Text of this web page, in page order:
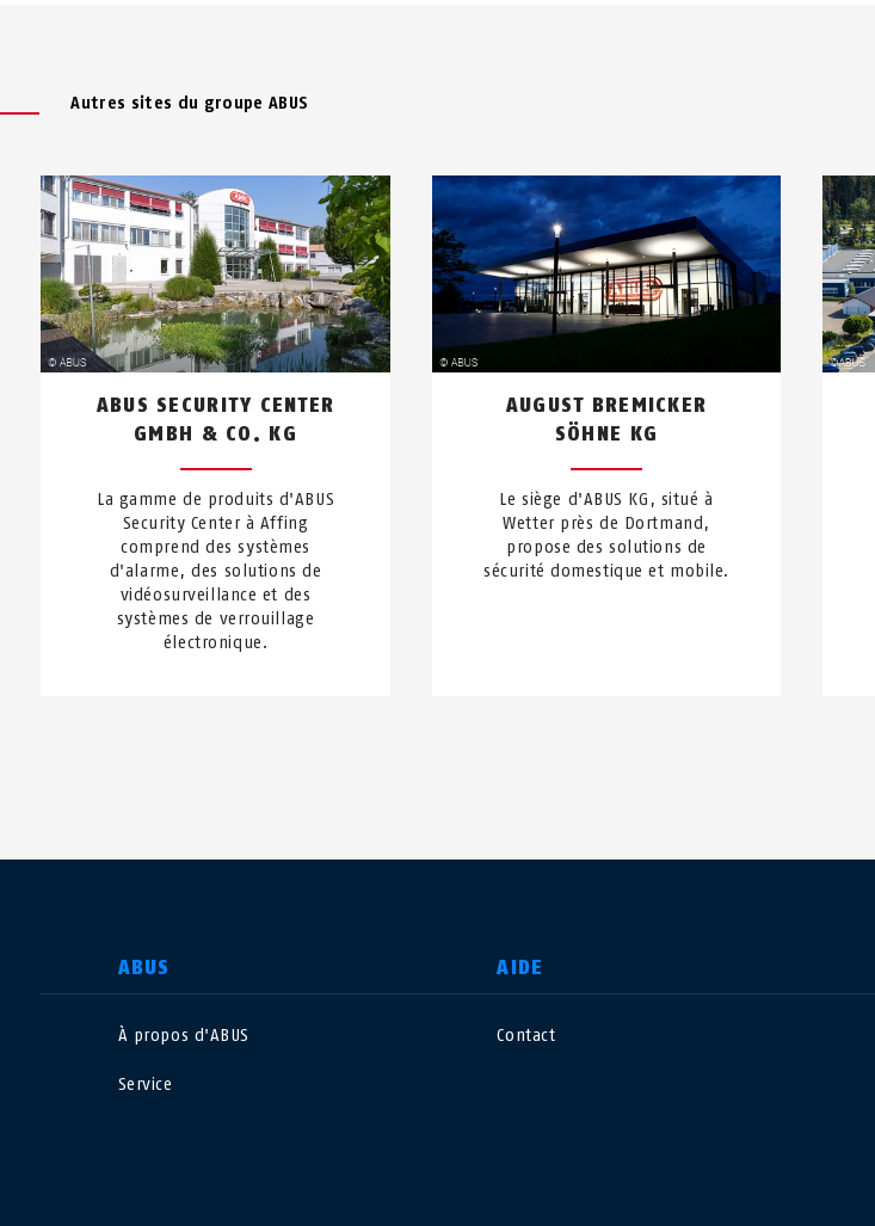
Autres sites du groupe ABUS
ABUS SECURITY CENTER
GMBH & CO. KG
La gamme de produits d'ABUS
Security Center à Affing
comprend des systèmes
d'alarme, des solutions de
vidéosurveillance et des
systèmes de verrouillage
électronique.
AUGUST BREMICKER
SÖHNE KG
Le siège d'ABUS KG, situé à
Wetter près de Dortmand,
propose des solutions de
sécurité domestique et mobile.
ABUS
À propos d'ABUS
Service
AIDE
Contact
CHOISIR UN PAYS